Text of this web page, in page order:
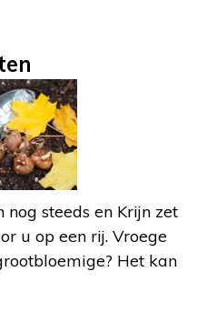
steeds en Krijn zet
u op een rij. Vroege
Het kan